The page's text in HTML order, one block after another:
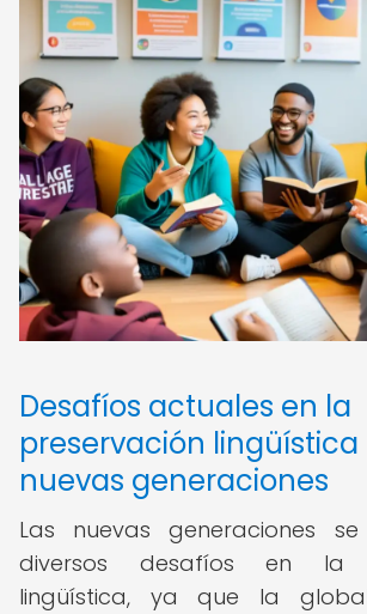
Desafíos actuales en la
preservación lingüística
nuevas generaciones
Las nuevas generaciones
diversos desafíos en la
lingüística, ya que la